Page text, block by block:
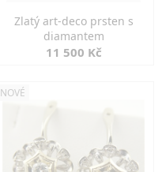
Zlatý art-deco prsten s
diamantem
11 500 Kč
NOVÉ